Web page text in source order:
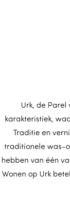
Urk, de Parel
karakteristiek,
Traditie en
traditionele was-
hebben van één
Wonen op Urk